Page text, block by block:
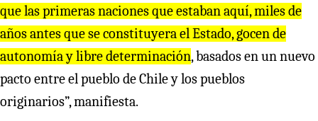
que las primeras naciones que estaban aquí, miles de
años antes que se constituyera el Estado, gocen de
autonomía y libre determinación, basados en un nuevo
pacto entre el pueblo de Chile y los pueblos
originarios”, manifiesta.